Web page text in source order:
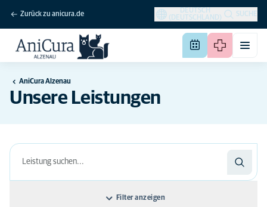
Zurück zu anicura.de
DEUTSCH
(DEUTSCHLAND)
SUCHE
AniCura Alzenau
Unsere Leistungen
Filter anzeigen